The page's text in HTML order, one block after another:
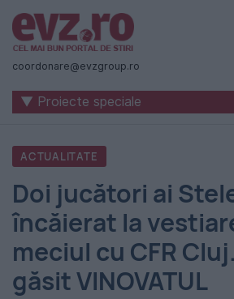
Știri
naționale
internaționale
România
-
Evenimentul
Zilei
coordonare@evzgroup.ro
▼ Proiecte speciale
ACTUALITATE
Doi jucători ai
încăierat la
meciul cu CFR
găsit VINOVATUL